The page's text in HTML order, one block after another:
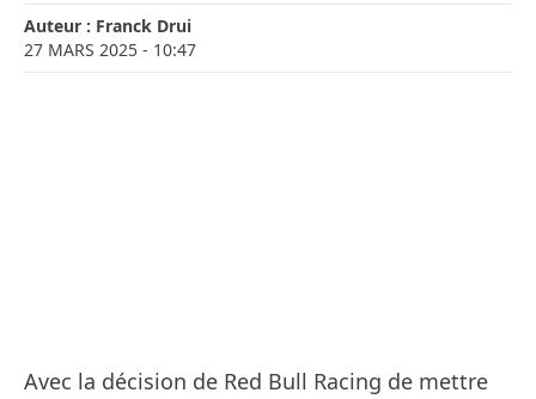
Auteur : Franck Drui
27 MARS 2025 - 10:47
Avec la décision de Red Bull Racing de mettre